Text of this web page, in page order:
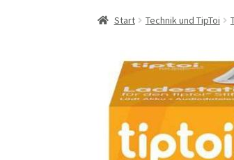
Start Technik und TipToi